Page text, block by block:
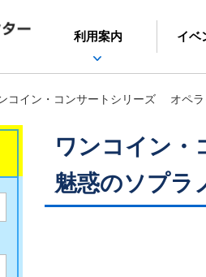
利用案内 イベ
コイン・コンサートシリーズ オペラ
ワンコイン
魅惑のソプラ